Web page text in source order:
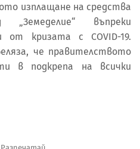
изплащане на средства
въпреки
от кризата с COVID-19.
че правителството
в подкрепа на всички